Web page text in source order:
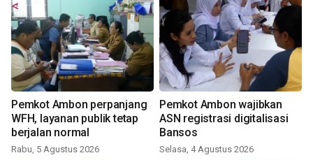
Pemkot Ambon perpanjang
WFH, layanan publik tetap
berjalan normal
Rabu, 5 Agustus 2026
Pemkot Ambon wajibkan
ASN registrasi digitalisasi
Bansos
Selasa, 4 Agustus 2026